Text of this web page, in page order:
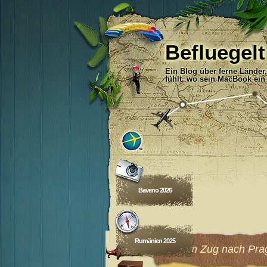
Befluegelt
Ein Blog über ferne
fühlt, wo sein MacBook ein
Baveno 2026
Rumänien 2025
Mit dem Zug nach